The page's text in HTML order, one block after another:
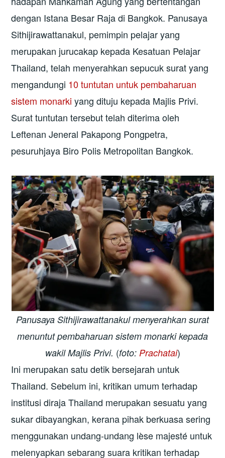
dengan Istana Besar Raja di Bangkok. Panusaya
Sithijirawattanakul, pemimpin pelajar yang
merupakan jurucakap kepada Kesatuan Pelajar
Thailand, telah menyerahkan sepucuk surat yang
mengandungi 10 tuntutan untuk pembaharuan
sistem monarki yang dituju kepada Majlis Privi.
Surat tuntutan tersebut telah diterima oleh
Leftenan Jeneral Pakapong Pongpetra,
pesuruhjaya Biro Polis Metropolitan Bangkok.
Panusaya Sithijirawattanakul menyerahkan surat
menuntut pembaharuan sistem monarki kepada
wakil Majlis Privi. (foto: Prachatai)
Ini merupakan satu detik bersejarah untuk
Thailand. Sebelum ini, kritikan umum terhadap
institusi diraja Thailand merupakan sesuatu yang
sukar dibayangkan, kerana pihak berkuasa sering
menggunakan undang-undang lèse majesté untuk
melenyapkan sebarang suara kritikan terhadap